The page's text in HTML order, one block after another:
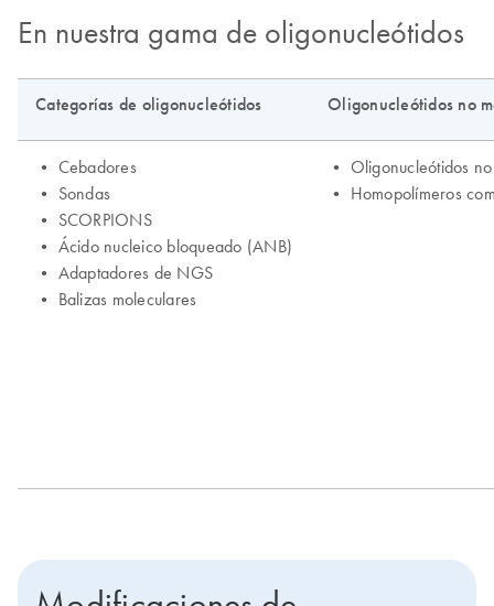
En nuestra gama de oligonucleótidos